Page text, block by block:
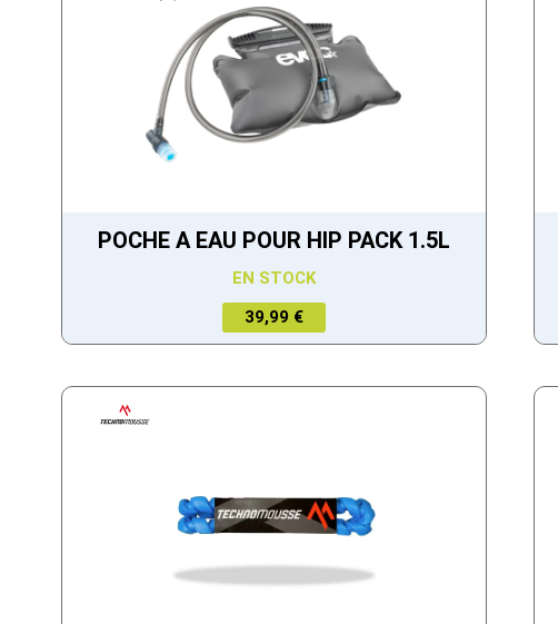
POCHE A EAU POUR HIP PACK 1.5L
EN STOCK
39,99 €